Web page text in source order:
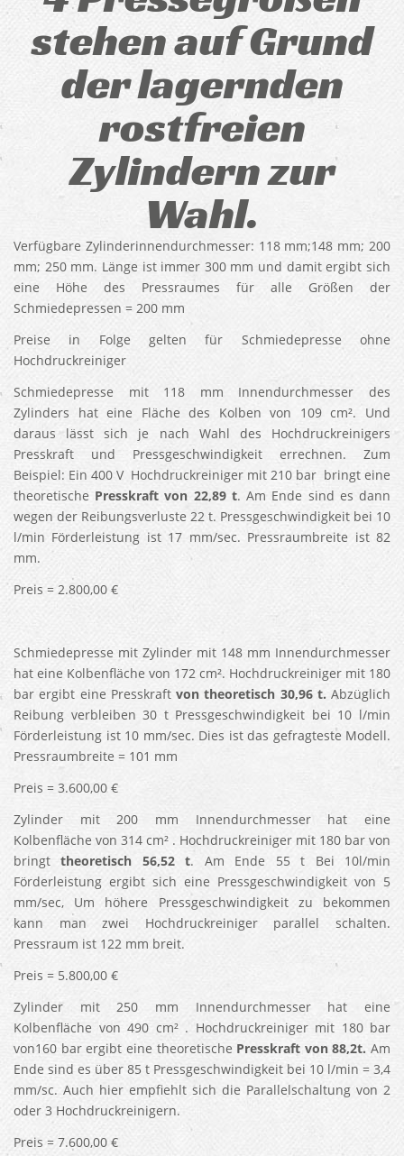
stehen auf Grund
der lagernden
rostfreien
Zylindern zur
Wahl.
Verfügbare Zylinderinnendurchmesser: 118 mm;148 mm; 200
mm; 250 mm. Länge ist immer 300 mm und damit ergibt sich
eine Höhe des Pressraumes für alle Größen der
Schmiedepressen = 200 mm
Preise in Folge gelten für Schmiedepresse ohne
Hochdruckreiniger
Schmiedepresse mit 118 mm Innendurchmesser des
Zylinders hat eine Fläche des Kolben von 109 cm². Und
daraus lässt sich je nach Wahl des Hochdruckreinigers
Presskraft und Pressgeschwindigkeit errechnen. Zum
Beispiel: Ein 400 V Hochdruckreiniger mit 210 bar bringt eine
theoretische Presskraft von 22,89 t. Am Ende sind es dann
wegen der Reibungsverluste 22 t. Pressgeschwindigkeit bei 10
l/min Förderleistung ist 17 mm/sec. Pressraumbreite ist 82
mm.
Preis = 2.800,00 €
Schmiedepresse mit Zylinder mit 148 mm Innendurchmesser
hat eine Kolbenfläche von 172 cm². Hochdruckreiniger mit 180
bar ergibt eine Presskraft von theoretisch 30,96 t.Abzüglich
Reibung verbleiben 30 t Pressgeschwindigkeit bei 10 l/min
Förderleistung ist 10 mm/sec. Dies ist das gefragteste Modell.
Pressraumbreite = 101 mm
Preis = 3.600,00 €
Zylinder mit 200 mm Innendurchmesser hat eine
Kolbenfläche von 314 cm² . Hochdruckreiniger mit 180 bar von
bringttheoretisch 56,52 t. Am Ende 55 t Bei 10l/min
Förderleistung ergibt sich eine Pressgeschwindigkeit von 5
mm/sec, Um höhere Pressgeschwindigkeit zu bekommen
kann man zwei Hochdruckreiniger parallel schalten.
Pressraum ist 122 mm breit.
Preis = 5.800,00 €
Zylinder mit 250 mm Innendurchmesser hat eine
Kolbenfläche von 490 cm² . Hochdruckreiniger mit 180 bar
von160 bar ergibt eine theoretische Presskraft von 88,2t. Am
Ende sind es über 85 t Pressgeschwindigkeit bei 10 l/min = 3,4
mm/sc. Auch hier empfiehlt sich die Parallelschaltung von 2
oder 3 Hochdruckreinigern.
Preis = 7.600,00 €